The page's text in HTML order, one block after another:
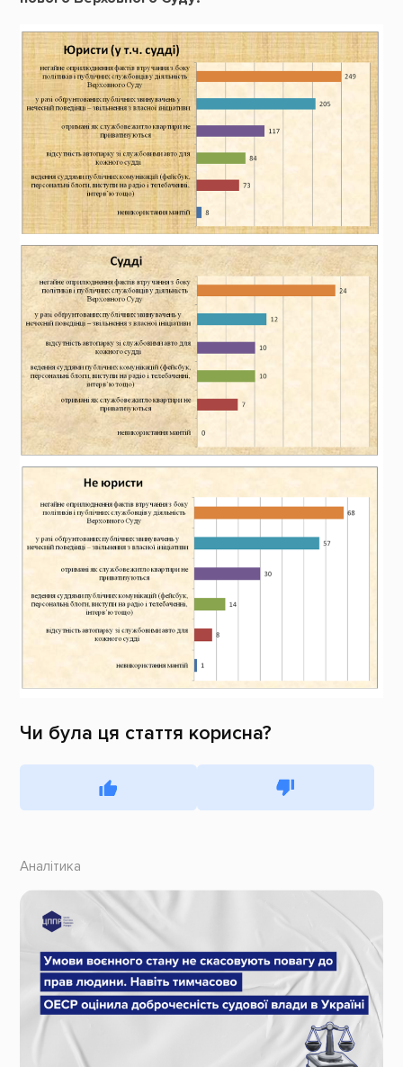
Чи була ця стаття корисна?
Аналітика